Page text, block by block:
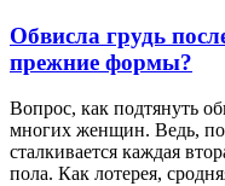
Обвисла грудь
прежние формы?
Вопрос, как подтянуть
многих женщин. Ведь, по
сталкивается каждая
пола. Как лотерея,